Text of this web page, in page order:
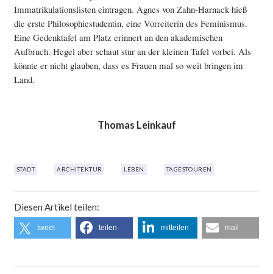
Immatrikulationslisten eintragen. Agnes von Zahn-Harnack hieß
die erste Philosophiestudentin, eine Vorreiterin des Feminismus.
Eine Gedenktafel am Platz erinnert an den akademischen
Aufbruch. Hegel aber schaut stur an der kleinen Tafel vorbei. Als
könnte er nicht glauben, dass es Frauen mal so weit bringen im
Land.
Thomas Leinkauf
STADT ARCHITEKTUR LEBEN TAGESTOUREN
Diesen Artikel teilen:
tweet teilen mitteilen mail